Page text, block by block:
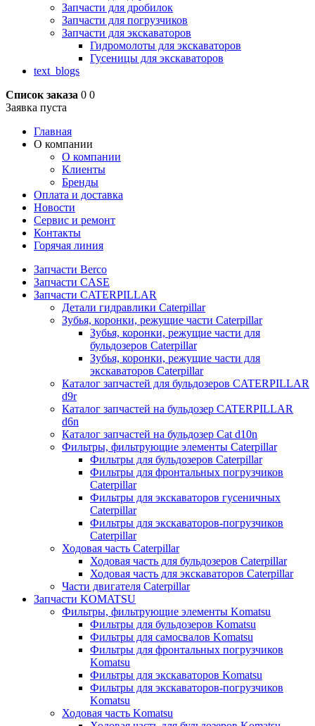
Запчасти для дробилок
Запчасти для погрузчиков
Запчасти для экскаваторов
Гидромолоты для экскаваторов
Гусеницы для экскаваторов
text_blogs
Список заказа 0 0
Заявка пуста
Главная
О компании
О компании
Клиенты
Бренды
Оплата и доставка
Новости
Сервис и ремонт
Контакты
Горячая линия
Запчасти Berco
Запчасти CASE
Запчасти CATERPILLAR
Детали гидравлики Caterpillar
Зубья, коронки, режущие части Caterpillar
Зубья, коронки, режущие части для
бульдозеров Caterpillar
Зубья, коронки, режущие части для
экскаваторов Caterpillar
Каталог запчастей для бульдозеров CATERPILLAR
d9r
Каталог запчастей на бульдозер CATERPILLAR
d6n
Каталог запчастей на бульдозер Сat d10n
Фильтры, фильтрующие элементы Caterpillar
Фильтры для бульдозеров Caterpillar
Фильтры для фронтальных погрузчиков
Caterpillar
Фильтры для экскаваторов гусеничных
Caterpillar
Фильтры для экскаваторов-погрузчиков
Caterpillar
Ходовая часть Caterpillar
Ходовая часть для бульдозеров Caterpillar
Ходовая часть для экскаваторов Caterpillar
Части двигателя Caterpillar
Запчасти KOMATSU
Фильтры, фильтрующие элементы Komatsu
Фильтры для бульдозеров Komatsu
Фильтры для самосвалов Komatsu
Фильтры для фронтальных погрузчиков
Komatsu
Фильтры для экскаваторов Komatsu
Фильтры для экскаваторов-погрузчиков
Komatsu
Ходовая часть Komatsu